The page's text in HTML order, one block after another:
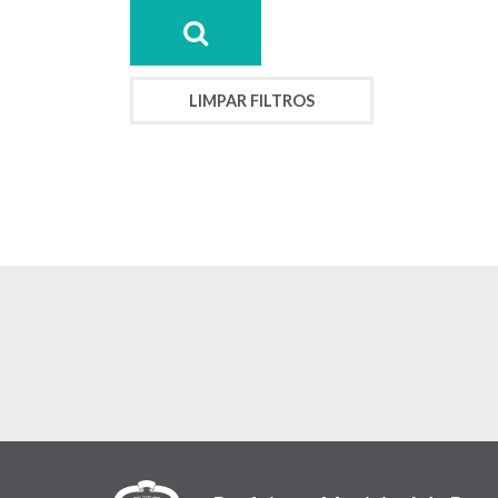
LIMPAR FILTROS